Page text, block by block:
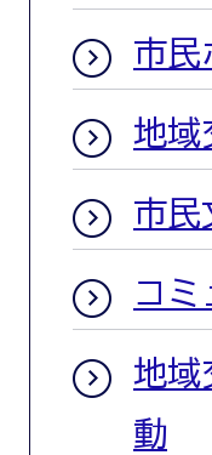
市民
地域
市民
コ
地域
動